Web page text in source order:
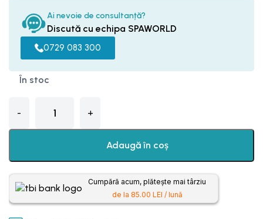
Ai nevoie de consultanță?
Discută cu echipa SPAWORLD
0729 083 300
În stoc
Adaugă în coș
Cumpără acum, plătește mai târziu
de la 85.00 LEI / lună